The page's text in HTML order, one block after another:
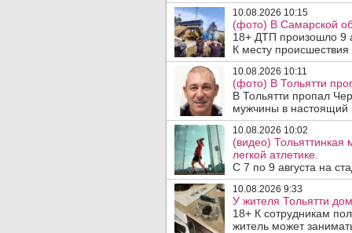
10.08.2026 10:15
(фото) В Самарской
18+ ДТП произошло 9
К месту
10.08.2026 10:11
(фото) В Тольятти
В Тольятти пропал
мужчины в настоящий
10.08.2026 10:02
(видео)
легкой атлетике.
С 7 по 9 августа на
10.08.2026 9:33
У жителя Тольятти
18+ К сотрудникам
житель может